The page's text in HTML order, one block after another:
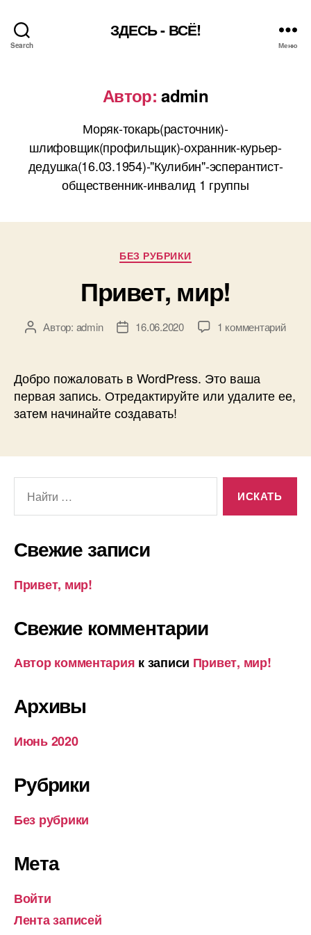
Search
ЗДЕСЬ - ВСЁ!
Меню
Автор: admin
Моряк-токарь(расточник)-
шлифовщик(профильщик)-охранник-курьер-
дедушка(16.03.1954)-"Кулибин"-эсперантист-
общественник-инвалид 1 группы
Рубрики
БЕЗ РУБРИКИ
Привет, мир!
АвторАвтор: admin
Дата16.06.2020 1 комментарийк
Добро пожаловать в WordPress. Это ваша
первая запись. Отредактируйте или удалите ее,
затем начинайте создавать!
Свежие записи
Привет, мир!
Свежие комментарии
Автор комментария к записи Привет, мир!
Архивы
Июнь 2020
Рубрики
Без рубрики
Мета
Войти
Лента записей